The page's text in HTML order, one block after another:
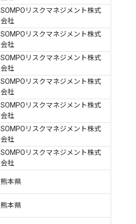
SOMPOリスクマネジメント株式
会社
SOMPOリスクマネジメント株式
会社
SOMPOリスクマネジメント株式
会社
SOMPOリスクマネジメント株式
会社
SOMPOリスクマネジメント株式
会社
SOMPOリスクマネジメント株式
会社
SOMPOリスクマネジメント株式
会社
熊本県
熊本県